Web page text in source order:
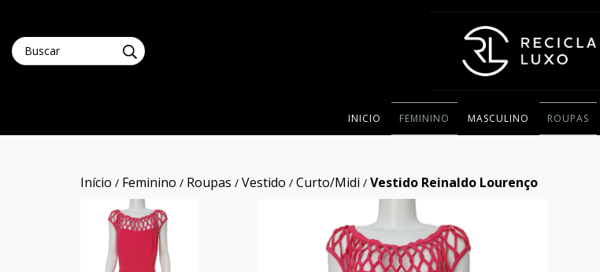
INICIO FEMININO MASCULINO ROUPAS
Início / Feminino / Roupas / Vestido / Curto/Midi / Vestido Reinaldo Lourenço